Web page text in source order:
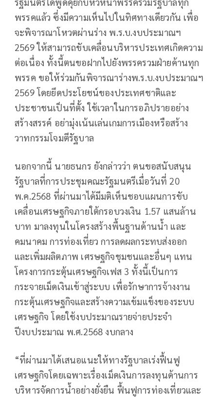
พรรคแล้ว ซึ่งมีความเห็นไปในทิศทางเดียวกัน เพื่อ
จะพิจารณาโหวตผ่านร่าง พ.ร.บ.งบประมาณฯ
2569 ให้สามารถขับเคลื่อนบริหารประเทศเกิดความ
ต่อเนื่อง ทั้งนี้ตนขอฝากไปยังพรรครวมฝ่ายค้านทุก
พรรค ขอให้ร่วมกันพิจารณาร่างพ.ร.บ.งบประมาณฯ
2569 โดยยึดประโยชน์ของประเทศชาติและ
ประชาชนเป็นที่ตั้ง ใช้เวลาในการอภิปรายอย่าง
สร้างสรรค์ อย่ามุ่งเน้นเล่นเกมการเมืองหรือสร้าง
วาทกรรมโจมตีรัฐบาล
นอกจากนี้ นายธนกร ยังกล่าวว่า ตนขอสนับสนุน
รัฐบาลที่การประชุมคณะรัฐมนตรีเมื่อวันที่ 20
พ.ค.2568 ที่ผ่านมาได้มีมติเห็นชอบแผนการขับ
เคลื่อนเศรษฐกิจภายใต้กรอบวงเงิน 1.57 แสนล้าน
บาท มาลงทุนในโครงสร้างพื้นฐานด้านน้ำ และ
คมนาคม การท่องเที่ยว การลดผลกระทบส่งออก
และเพิ่มผลิตภาพ เศรษฐกิจชุมชนและอื่นๆ แทน
โครงการกระตุ้นเศรษฐกิจเฟส 3 ทั้งนี้เป็นการ
กระจายเม็ดเงินเข้าสู่ระบบ เพื่อรักษาการจ้างงาน
กระตุ้นเศรษฐกิจและสร้างความเข้มแข็งของระบบ
เศรษฐกิจ โดยใช้งบประมาณรายจ่ายประจำ
ปีงบประมาณ พ.ศ.2568 งบกลาง
“ที่ผ่านมาได้เสนอแนะให้ทางรัฐบาลเร่งฟื้นฟู
เศรษฐกิจโดยเฉพาะเรื่องเม็ดเงินการลงทุนด้านการ
บริหารจัดการน้ำอย่างยั่งยืน ฟื้นฟูการท่องเที่ยวและ